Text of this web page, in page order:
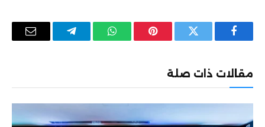
فيسبوك تويتر بينتيريستواتساب تيلقرام
البريد
مقالات ذات صلة